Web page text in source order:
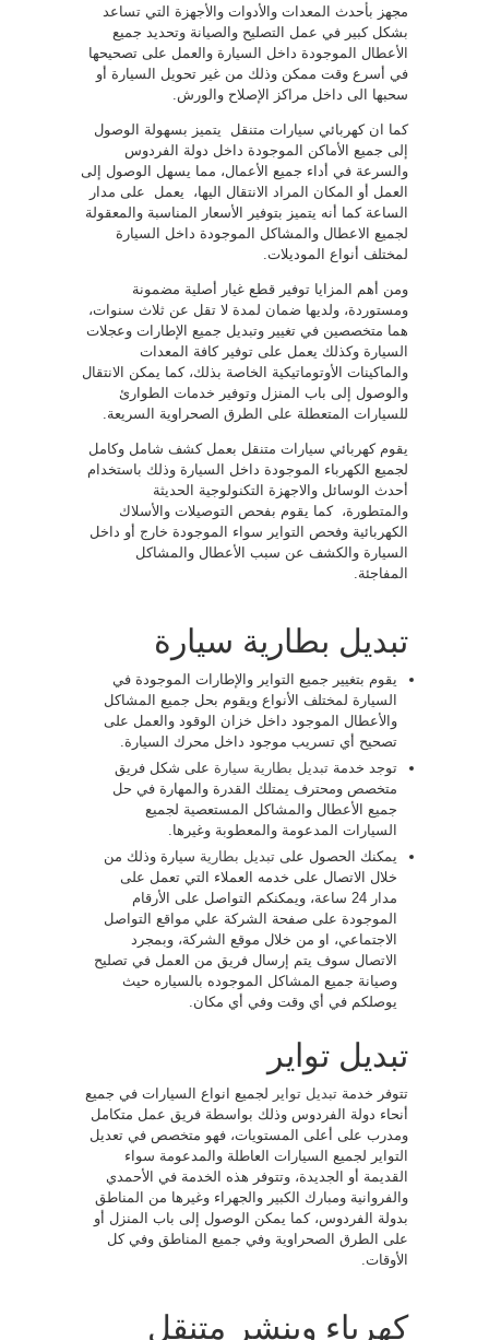
مجهز بأحدث المعدات والأدوات والأجهزة التي تساعد
بشكل كبير في عمل التصليح والصيانة وتحديد جميع
الأعطال الموجودة داخل السيارة والعمل على تصحيحها
في أسرع وقت ممكن وذلك من غير تحويل السيارة أو
سحبها الى داخل مراكز الإصلاح والورش.
كما ان كهربائي سيارات متنقل يتميز بسهولة الوصول
إلى جميع الأماكن الموجودة داخل دولة الفردوس
والسرعة في أداء جميع الأعمال، مما يسهل الوصول إلى
العمل أو المكان المراد الانتقال اليها، يعمل على مدار
الساعة كما أنه يتميز بتوفير الأسعار المناسبة والمعقولة
لجميع الاعطال والمشاكل الموجودة داخل السيارة
لمختلف أنواع الموديلات.
ومن أهم المزايا توفير قطع غيار أصلية مضمونة
ومستوردة، ولديها ضمان لمدة لا تقل عن ثلاث سنوات،
هما متخصصين في تغيير وتبديل جميع الإطارات وعجلات
السيارة وكذلك يعمل على توفير كافة المعدات
والماكينات الأوتوماتيكية الخاصة بذلك، كما يمكن الانتقال
والوصول إلى باب المنزل وتوفير خدمات الطوارئ
للسيارات المتعطلة على الطرق الصحراوية السريعة.
يقوم كهربائي سيارات متنقل بعمل كشف شامل وكامل
لجميع الكهرباء الموجودة داخل السيارة وذلك باستخدام
أحدث الوسائل والاجهزة التكنولوجية الحديثة
والمتطورة، كما يقوم بفحص التوصيلات والأسلاك
الكهربائية وفحص التواير سواء الموجودة خارج أو داخل
السيارة والكشف عن سبب الأعطال والمشاكل
المفاجئة.
تبديل بطارية سيارة
يقوم بتغيير جميع التواير والإطارات الموجودة في
السيارة لمختلف الأنواع ويقوم بحل جميع المشاكل
والأعطال الموجود داخل خزان الوقود والعمل على
تصحيح أي تسريب موجود داخل محرك السيارة.
توجد خدمة تبديل بطارية سيارة على شكل فريق
متخصص ومحترف يمتلك القدرة والمهارة في حل
جميع الأعطال والمشاكل المستعصية لجميع
السيارات المدعومة والمعطوبة وغيرها.
يمكنك الحصول على تبديل بطارية سيارة وذلك من
خلال الاتصال على خدمه العملاء التي تعمل على
مدار 24 ساعة، ويمكنكم التواصل على الأرقام
الموجودة على صفحة الشركة علي مواقع التواصل
الاجتماعي، او من خلال موقع الشركة، وبمجرد
الاتصال سوف يتم إرسال فريق من العمل في تصليح
وصيانة جميع المشاكل الموجوده بالسياره حيث
يوصلكم في أي وقت وفي أي مكان.
تبديل تواير
تتوفر خدمة تبديل تواير لجميع انواع السيارات في جميع
أنحاء دولة الفردوس وذلك بواسطة فريق عمل متكامل
ومدرب على أعلى المستويات، فهو متخصص في تعديل
التواير لجميع السيارات العاطلة والمدعومة سواء
القديمة أو الجديدة، وتتوفر هذه الخدمة في الأحمدي
والفروانية ومبارك الكبير والجهراء وغيرها من المناطق
بدولة الفردوس، كما يمكن الوصول إلى باب المنزل أو
على الطرق الصحراوية وفي جميع المناطق وفي كل
الأوقات.
كهرباء وبنشر متنقل